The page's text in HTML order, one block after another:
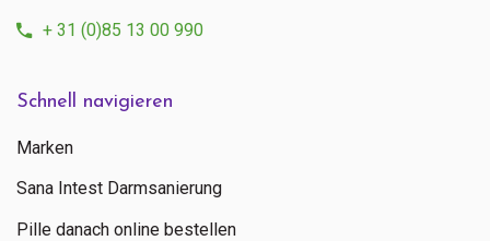
Schnell navigieren
Marken
Sana Intest Darmsanierung
Pille danach online bestellen
+ 31 (0)85 13 00 990